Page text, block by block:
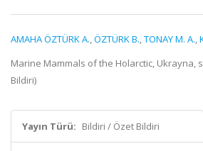
AMAHA ÖZTÜRK A.,ÖZTÜRK B.,TONAY M. A.,
Marine Mammals of the Holarctic, Ukrayna,
Bildiri)
Yayın Türü: Bildiri / Özet Bildiri